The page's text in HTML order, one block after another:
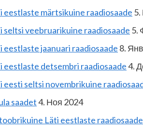
eestlaste märtsikuine raadiosaade
seltsi veebruarikuine raadiosaade 5.
eestlaste jaanuari raadiosaade 8.
eestlaste detsembri raadiosaade4.
eesti seltsi novembrikuine
saadet4. Ноя 2024
Läti eestlaste raadiosaade